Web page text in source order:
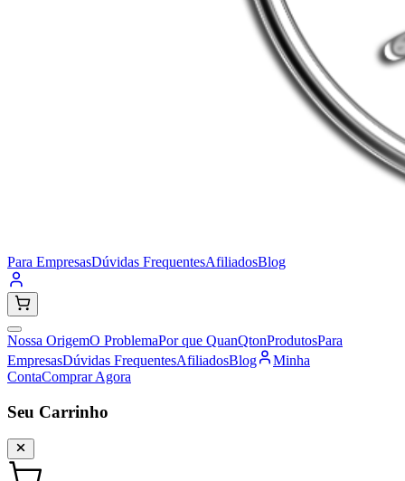
Para EmpresasDúvidas FrequentesAfiliadosBlog
Nossa OrigemO ProblemaPor que QuanQtonProdutosPara
EmpresasDúvidas FrequentesAfiliadosBlog
Minha
ContaComprar Agora
Seu Carrinho